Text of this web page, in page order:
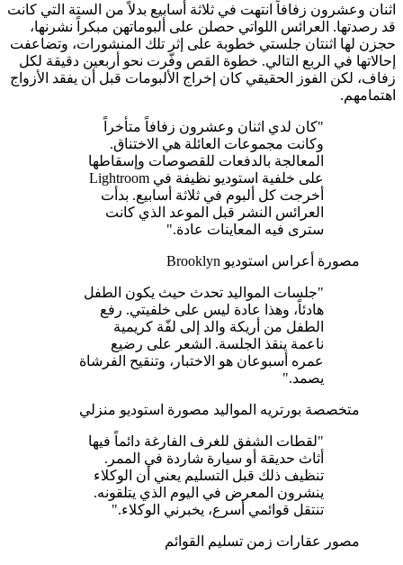
اثنان وعشرون زفافاً انتهت في ثلاثة أسابيع بدلاً من الستة التي كانت
قد رصدتها. العرائس اللواتي حصلن على ألبوماتهن مبكراً نشرنها،
حجزن لها اثنتان جلستي خطوبة على إثر تلك المنشورات، وتضاعفت
إحالاتها في الربع التالي. خطوة القص وفّرت نحو أربعين دقيقة لكل
زفاف، لكن الفوز الحقيقي كان إخراج الألبومات قبل أن يفقد الأزواج
اهتمامهم.
"كان لدي اثنان وعشرون زفافاً متأخراً
وكانت مجموعات العائلة هي الاختناق.
المعالجة بالدفعات للقصوصات وإسقاطها
على خلفية استوديو نظيفة في Lightroom
أخرجت كل ألبوم في ثلاثة أسابيع. بدأت
العرائس النشر قبل الموعد الذي كانت
سترى فيه المعاينات عادة."
مصورة أعراس استوديو Brooklyn
"جلسات المواليد تحدث حيث يكون الطفل
هادئاً، وهذا عادة ليس على خلفيتي. رفع
الطفل من أريكة والد إلى لفّة كريمية
ناعمة ينقذ الجلسة. الشعر على رضيع
عمره أسبوعان هو الاختبار، وتنقيح الفرشاة
يصمد."
متخصصة بورتريه المواليد مصورة استوديو منزلي
"لقطات الشفق للغرف الفارغة دائماً فيها
أثاث حديقة أو سيارة شاردة في الممر.
تنظيف ذلك قبل التسليم يعني أن الوكلاء
ينشرون المعرض في اليوم الذي يتلقونه.
تنتقل قوائمي أسرع، يخبرني الوكلاء."
مصور عقارات زمن تسليم القوائم